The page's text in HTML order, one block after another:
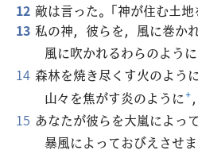
12 敵は言った。「神が住む土地
13 私の神，彼らを，風に巻か
風に吹かれるわらのように
14 森林を焼き尽くす火のように
山々を焦がす炎のように+，
15 あなたが彼らを大嵐によっ
暴風によっておびえさせ